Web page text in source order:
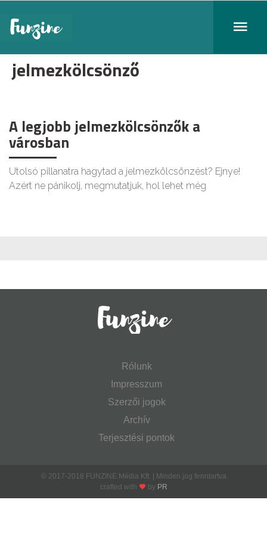
jelmezkölcsönző
A legjobb jelmezkölcsönzők a
városban
Utolsó pillanatra hagytad a jelmezkölcsönzést? Ejnye!
Azért ne pánikolj, megmutatjuk, hol lehet még
Rólunk
Impresszum
Szerzői jogok
Archív
Terjesztési pontok
© 2017-2018 FUNZINE Média Kft. | Minden jog fenntartva
crafted with
by PR